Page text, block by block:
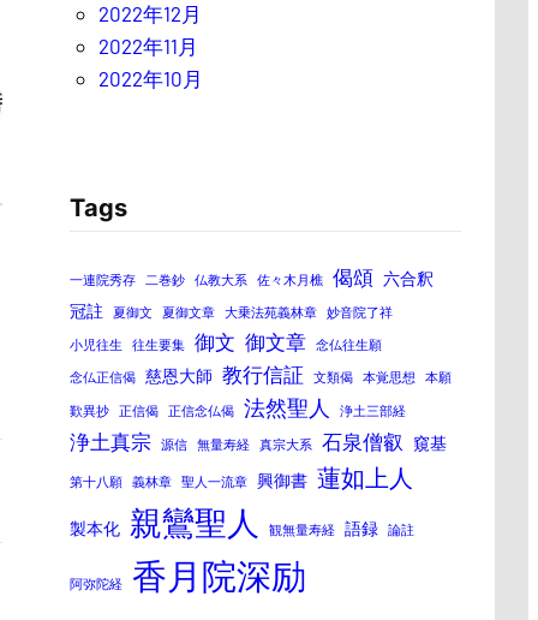
2022年12月
2022年11月
2022年10月
Tags
一連院秀存 二巻鈔 仏教大系 佐々木月樵 偈頌 六合釈
冠註
夏御文 夏御文章 大乗法苑義林章 妙音院了祥
小児往生 往生要集 御文 御文章 念仏往生願
念仏正信偈 慈恩大師 教行信証 文類偈 本覚思想 本願
歎異抄 正信偈 正信念仏偈 法然聖人 浄土三部経
浄土真宗 源信 無量寿経 真宗大系 石泉僧叡 窺基
第十八願 義林章 聖人一流章 興御書 蓮如上人
製本化 親鸞聖人 観無量寿経 語録 論註
阿弥陀経 香月院深励